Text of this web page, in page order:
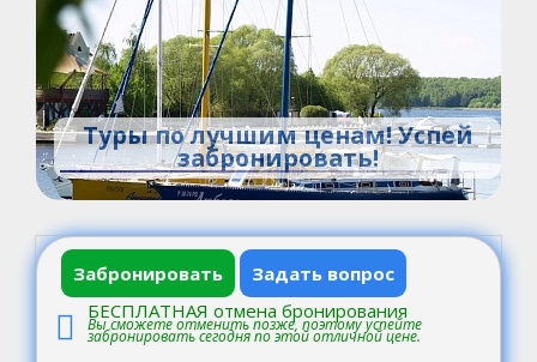
Туры по лучшим ценам! Успей
забронировать!
Забронировать
Задать вопрос
БЕСПЛАТНАЯ отмена бронирования
Вы сможете отменить позже, поэтому успейте
забронировать сегодня по этой отличной цене.